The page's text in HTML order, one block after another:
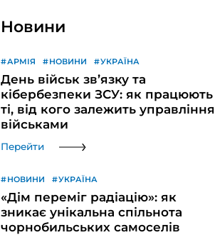
Новини
АРМІЯ НОВИНИ УКРАЇНА
День військ зв’язку та
кібербезпеки ЗСУ: як працюють
ті, від кого залежить управління
військами
Перейти
НОВИНИ УКРАЇНА
«Дім переміг радіацію»: як
зникає унікальна спільнота
чорнобильських самоселів